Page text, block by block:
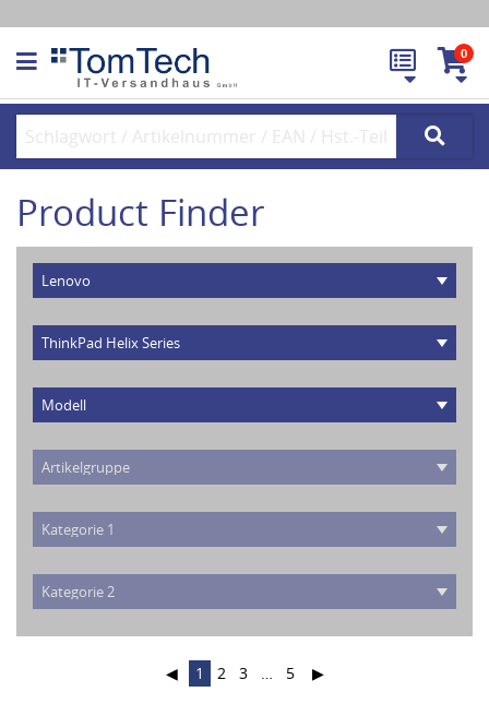
0
Product Finder
◀ 1 2 3 … 5 ▶